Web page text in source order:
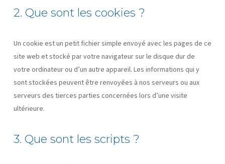
2. Que sont les cookies ?
Un cookie est un petit fichier simple envoyé avec les pages de ce
site web et stocké par votre navigateur sur le disque dur de
votre ordinateur ou d’un autre appareil. Les informations qui y
sont stockées peuvent être renvoyées à nos serveurs ou aux
serveurs des tierces parties concernées lors d’une visite
ultérieure.
3. Que sont les scripts ?